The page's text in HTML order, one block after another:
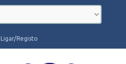
Ligar/Registo